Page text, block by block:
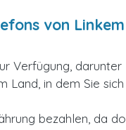
von
Verfügung,
Land, in dem Sie
bezahlen, da